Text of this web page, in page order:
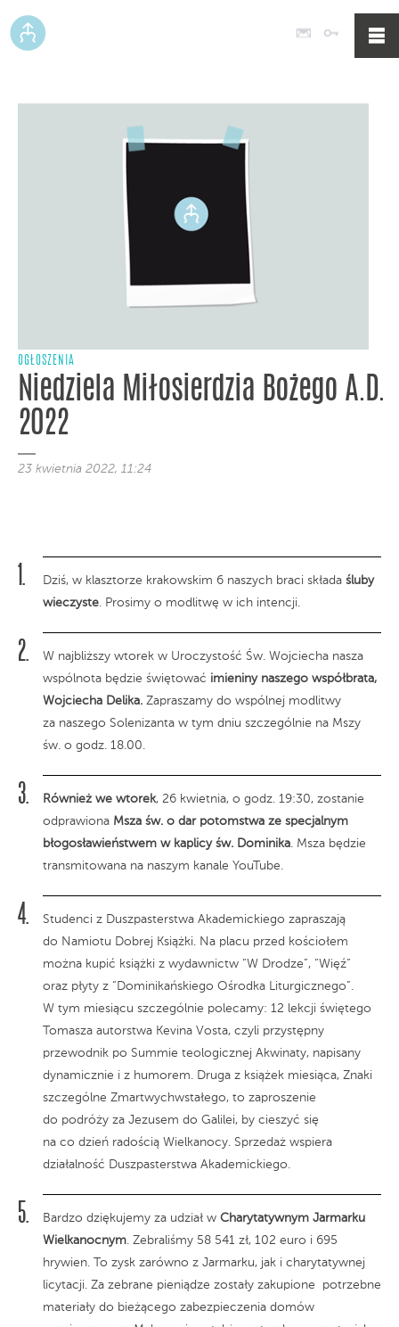
Poczta
OGŁOSZENIA
Niedziela Miłosierdzia Bożego A.D.
2022
23 kwietnia 2022, 11:24
Dziś, w klasztorze krakowskim 6 naszych braci składa śluby
wieczyste. Prosimy o modlitwę w ich intencji.
W najbliższy wtorek w Uroczystość Św. Wojciecha nasza
wspólnota będzie świętować imieniny naszego współbrata,
Wojciecha Delika. Zapraszamy do wspólnej modlitwy
za naszego Solenizanta w tym dniu szczególnie na Mszy
św. o godz. 18.00.
Również we wtorek, 26 kwietnia, o godz. 19:30, zostanie
odprawiona Msza św. o dar potomstwa ze specjalnym
błogosławieństwem w kaplicy św. Dominika. Msza będzie
transmitowana na naszym kanale YouTube.
Studenci z Duszpasterstwa Akademickiego zapraszają
do Namiotu Dobrej Książki. Na placu przed kościołem
można kupić książki z wydawnictw “W Drodze”, “Więź”
oraz płyty z “Dominikańskiego Ośrodka Liturgicznego”.
W tym miesiącu szczególnie polecamy: 12 lekcji świętego
Tomasza autorstwa Kevina Vosta, czyli przystępny
przewodnik po Summie teologicznej Akwinaty, napisany
dynamicznie i z humorem. Druga z książek miesiąca, Znaki
szczególne Zmartwychwstałego, to zaproszenie
do podróży za Jezusem do Galilei, by cieszyć się
na co dzień radością Wielkanocy. Sprzedaż wspiera
działalność Duszpasterstwa Akademickiego.
Bardzo dziękujemy za udział w Charytatywnym Jarmarku
Wielkanocnym. Zebraliśmy 58 541 zł, 102 euro i 695
hrywien. To zysk zarówno z Jarmarku, jak i charytatywnej
licytacji. Za zebrane pieniądze zostały zakupione potrzebne
materiały do bieżącego zabezpieczenia domów